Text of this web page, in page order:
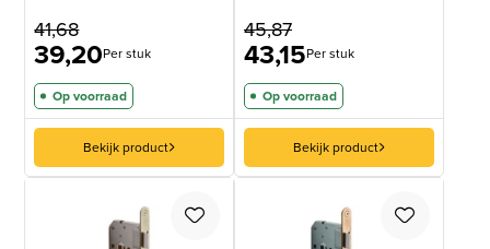
41,68
39,20Per stuk
Op voorraad
Bekijk product
45,87
43,15Per stuk
Op voorraad
Bekijk product